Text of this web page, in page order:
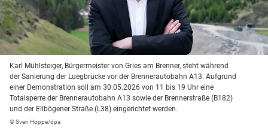
Karl Mühlsteiger, Bürgermeister von Gries am Brenner, steht während
der Sanierung der Luegbrücke vor der Brennerautobahn A13. Aufgrund
einer Demonstration soll am 30.05.2026 von 11 bis 19 Uhr eine
Totalsperre der Brennerautobahn A13 sowie der Brennerstraße (B182)
und der Ellbögener Straße (L38) eingerichtet werden.
© Sven Hoppe/dpa